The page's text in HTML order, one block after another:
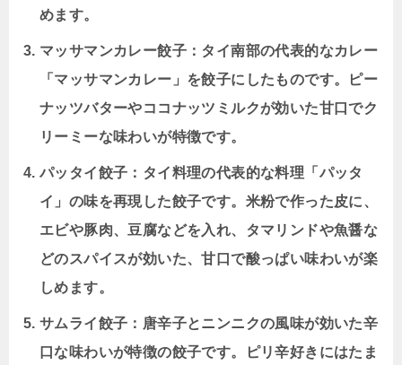
めます。
マッサマンカレー餃子：タイ南部の代表的なカレー
「マッサマンカレー」を餃子にしたものです。ピー
ナッツバターやココナッツミルクが効いた甘口でク
リーミーな味わいが特徴です。
パッタイ餃子：タイ料理の代表的な料理「パッタ
イ」の味を再現した餃子です。米粉で作った皮に、
エビや豚肉、豆腐などを入れ、タマリンドや魚醤な
どのスパイスが効いた、甘口で酸っぱい味わいが楽
しめます。
サムライ餃子：唐辛子とニンニクの風味が効いた辛
口な味わいが特徴の餃子です。ピリ辛好きにはたま